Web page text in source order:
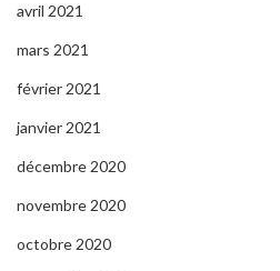
avril 2021
mars 2021
février 2021
janvier 2021
décembre 2020
novembre 2020
octobre 2020